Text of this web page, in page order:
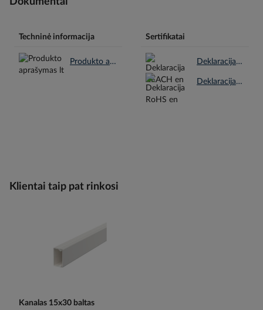
Techninė informacija
Produkto aprašymas lt.pdf
Sertifikatai
Deklaracija REACH en.pdf
Deklaracija RoHS en.pdf
Klientai taip pat rinkosi
Kanalas 15x30 baltas